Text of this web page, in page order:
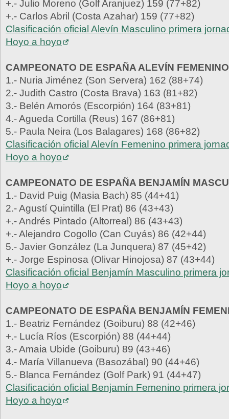
+.- Julio Moreno (Golf Aranjuez) 159 (77+82)
+.- Carlos Abril (Costa Azahar) 159 (77+82)
Clasificación oficial Alevín Masculino primera
Hoyo a hoyo
CAMPEONATO DE ESPAÑA ALEVÍN FEMENINO
1.- Nuria Jiménez (Son Servera) 162 (88+74)
2.- Judith Castro (Costa Brava) 163 (81+82)
3.- Belén Amorós (Escorpión) 164 (83+81)
4.- Agueda Cortilla (Reus) 167 (86+81)
5.- Paula Neira (Los Balagares) 168 (86+82)
Clasificación oficial Alevín Femenino primera
Hoyo a hoyo
CAMPEONATO DE ESPAÑA BENJAMÍN
1.- David Puig (Masia Bach) 85 (44+41)
2.- Agustí Quintilla (El Prat) 86 (43+43)
+.- Andrés Pintado (Altorreal) 86 (43+43)
+.- Alejandro Cogollo (Can Cuyás) 86 (42+44)
5.- Javier González (La Junquera) 87 (45+42)
+.- Jorge Espinosa (Olivar Hinojosa) 87 (43+44)
Clasificación oficial Benjamín Masculino primera
Hoyo a hoyo
CAMPEONATO DE ESPAÑA BENJAMÍN
1.- Beatriz Fernández (Goiburu) 88 (42+46)
+.- Lucía Ríos (Escorpión) 88 (44+44)
3.- Amaia Ubide (Goiburu) 89 (43+46)
4.- María Villanueva (Basozábal) 90 (44+46)
5.- Blanca Fernández (Golf Park) 91 (44+47)
Clasificación oficial Benjamín Femenino primera
Hoyo a hoyo